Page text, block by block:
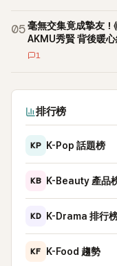
05毫無交集竟成摯友！
AKMU秀賢 背後暖
1
排行榜
KP K-Pop 話題榜
KB K-Beauty 產品
KD K-Drama 排行
KF K-Food 趨勢